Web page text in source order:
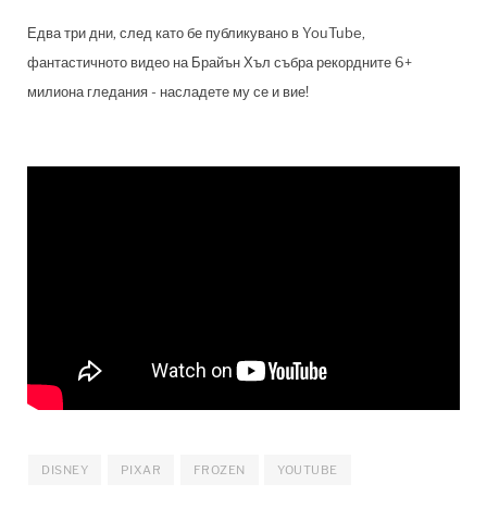
Едва три дни, след като бе публикувано в YouTube,
фантастичното видео наБрайън Хъл събра рекордните 6+
милиона гледания - насладете му се и вие!
DISNEY PIXAR FROZEN YOUTUBE